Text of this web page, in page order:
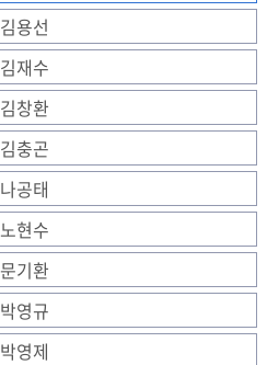
김용선
김재수
김창환
김충곤
나공태
노현수
문기환
박영규
박영제